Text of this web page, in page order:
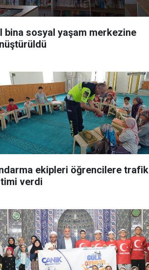
bina sosyal yaşam merkezine
ekipleri öğrencilere trafik
verdi